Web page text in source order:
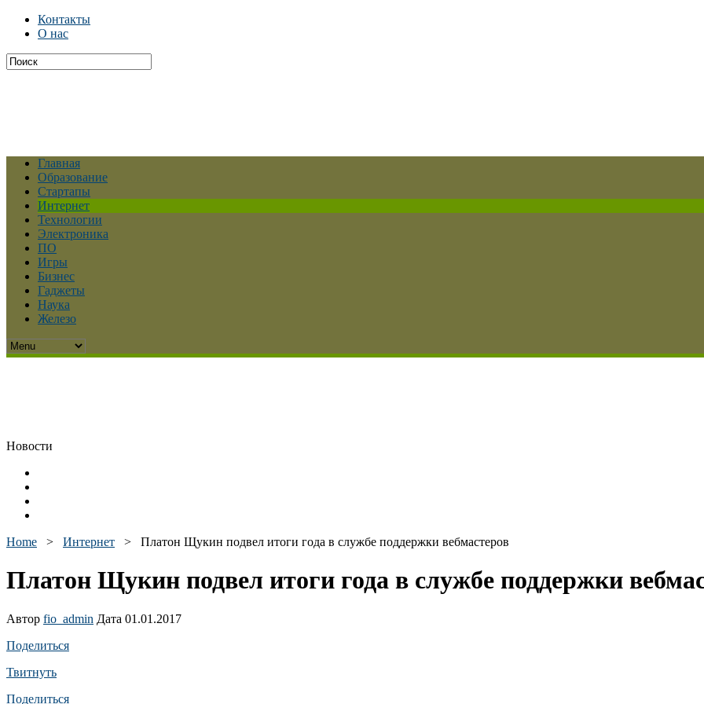
Контакты
О нас
Главная
Образование
Стартапы
Интернет
Технологии
Электроника
ПО
Игры
Бизнес
Гаджеты
Наука
Железо
Новости
Home > Интернет > Платон Щукин подвел итоги года в службе поддержки вебмастеров
Платон Щукин подвел итоги года в службе поддержки
Автор fio_admin Дата 01.01.2017
Поделиться
Твитнуть
Поделиться